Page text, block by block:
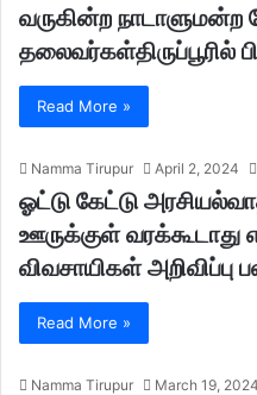
வருகின்ற நாடாளுமன்ற
தலைவர்கள்திருப்பூரில்
Read More »
Namma Tirupur April 2, 2024
ஓட்டு கேட்டு
ஊருக்குள்
விவசாயிகள் அறிவிப்பு
Read More »
Namma Tirupur March 19, 2024